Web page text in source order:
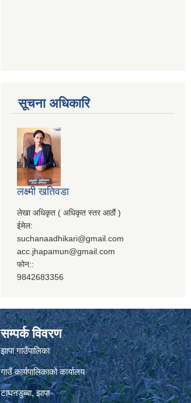
सूचना अधिकारि
लक्ष्मी खतिवडा
लेखा अधिकृत ( अधिकृत स्तर आठौं )
ईमेल:
suchanaadhikari@gmail.com
acc.jhapamun@gmail.com
फोन::
9842683356
सम्पर्क विवरण
झापा गाउँपालिका
गाउँ कार्यपालिकाको कार्यालय
टाघनडुब्बा, झापा